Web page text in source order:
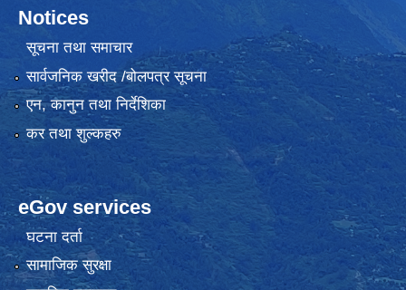
Notices
सूचना तथा समाचार
सार्वजनिक खरीद /बोलपत्र सूचना
एन, कानुन तथा निर्देशिका
कर तथा शुल्कहरु
eGov services
घटना दर्ता
सामाजिक सुरक्षा